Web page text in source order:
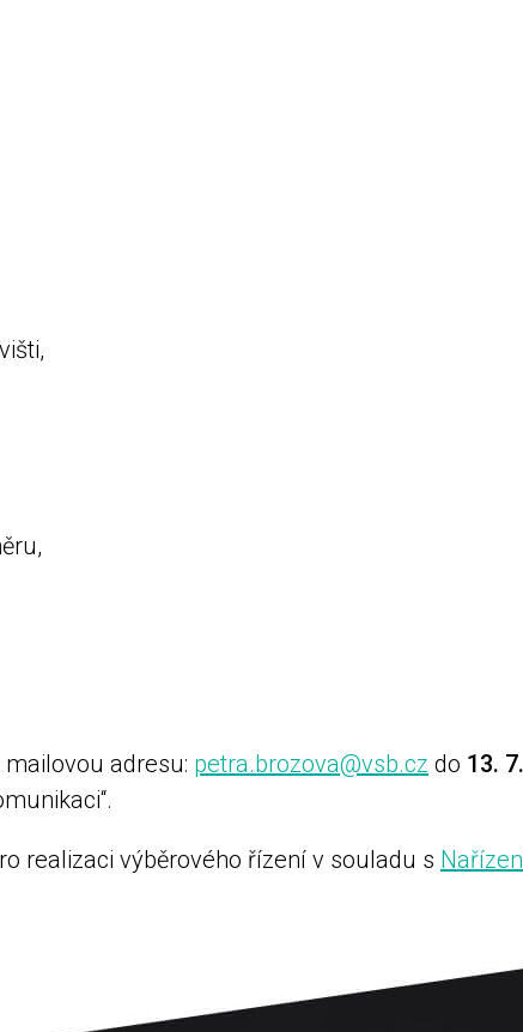
školka,
prvním roce
adresu: petra.brozova@vsb.cz do 13.
a komunikaci“.
realizaci výběrového řízení v souladu s